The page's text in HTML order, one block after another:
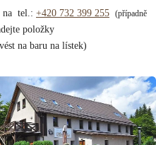
na tel.: +420 732 399 255 (případně
položky
na baru na lístek)